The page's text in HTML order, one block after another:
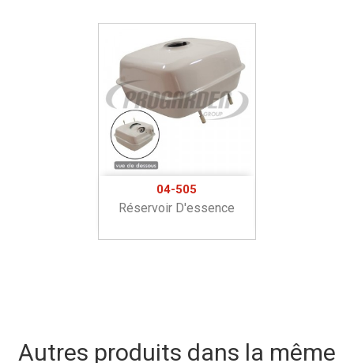
04-505
Réservoir D'essence
Autres produits dans la même